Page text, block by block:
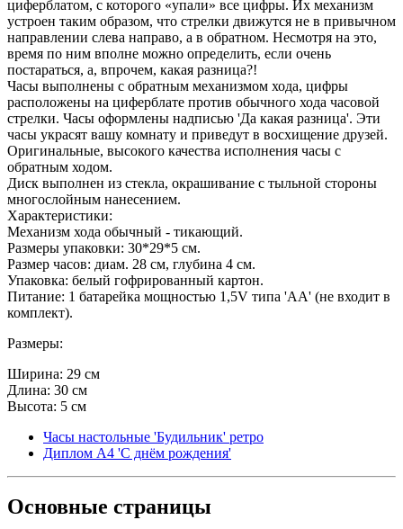
циферблатом, с которого «упали» все цифры. Их механизм
устроен таким образом, что стрелки движутся не в привычном
направлении слева направо, а в обратном. Несмотря на это,
время по ним вполне можно определить, если очень
постараться, а, впрочем, какая разница?!
Часы выполнены с обратным механизмом хода, цифры
расположены на циферблате против обычного хода часовой
стрелки. Часы оформлены надписью 'Да какая разница'. Эти
часы украсят вашу комнату и приведут в восхищение друзей.
Оригинальные, высокого качества исполнения часы с
обратным ходом.
Диск выполнен из стекла, окрашивание с тыльной стороны
многослойным нанесением.
Характеристики:
Механизм хода обычный - тикающий.
Размеры упаковки: 30*29*5 см.
Размер часов: диам. 28 см, глубина 4 см.
Упаковка: белый гофрированный картон.
Питание: 1 батарейка мощностью 1,5V типа 'АА' (не входит в
комплект).
Размеры:
Ширина: 29 см
Длина: 30 см
Высота: 5 см
Часы настольные 'Будильник' ретро
Диплом А4 'С днём рождения'
Основные страницы